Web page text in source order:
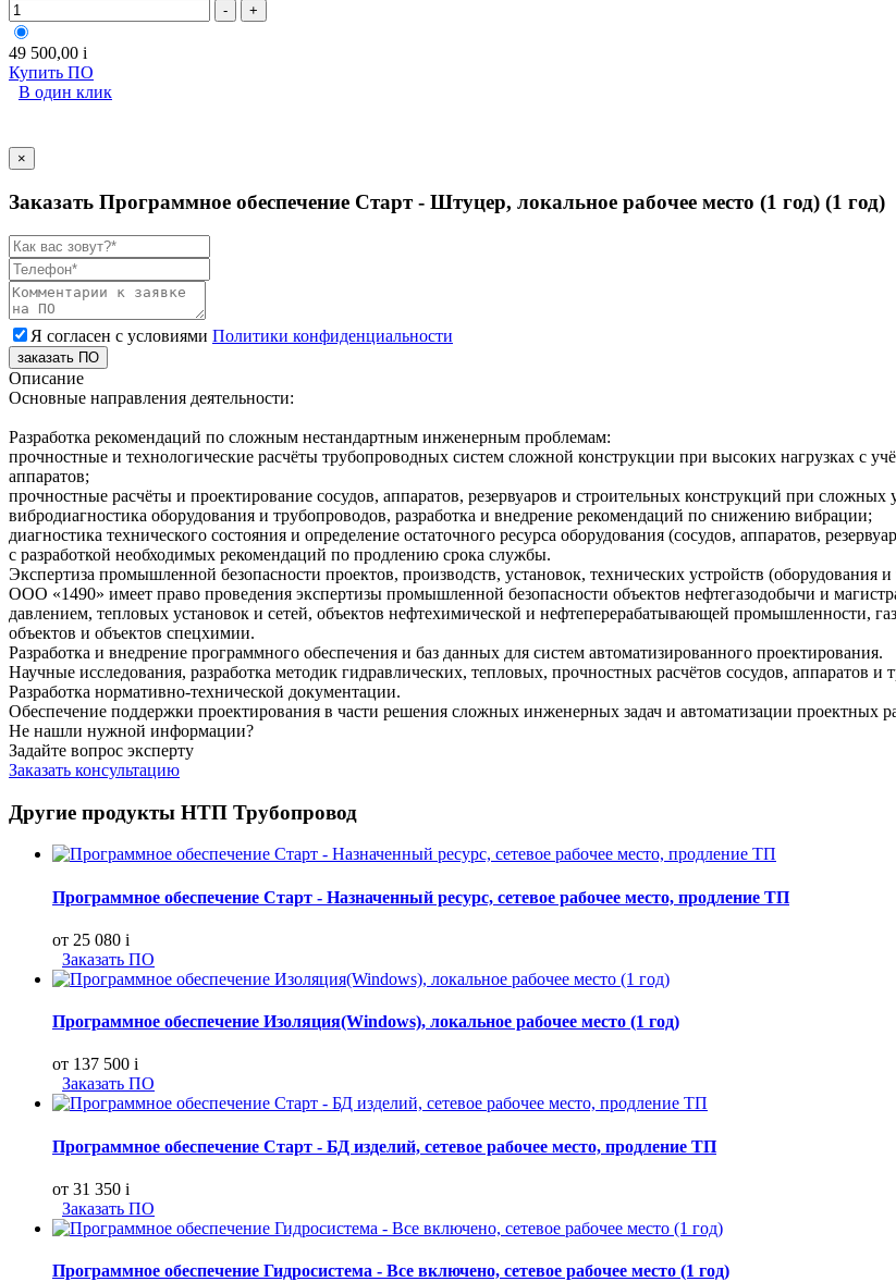
- +
49 500,00 i
Купить ПО
В один клик
×
Заказать Программное обеспечение Старт - Штуцер, локальное рабочее место (1 год) (1 год)
Я согласен с условиями Политики конфиденциальности
заказать ПО
Описание
Основные направления деятельности:
Разработка рекомендаций по сложным нестандартным инженерным проблемам:
прочностные и технологические расчёты трубопроводных систем сложной конструкции при высоких нагрузках c
аппаратов;
прочностные расчёты и проектирование сосудов, аппаратов, резервуаров и строительных конструкций при сложных
вибродиагностика оборудования и трубопроводов, разработка и внедрение рекомендаций по снижению вибрации;
диагностика технического состояния и определение остаточного ресурса оборудования (сосудов, аппаратов,
с разработкой необходимых рекомендаций по продлению срока службы.
Экспертиза промышленной безопасности проектов, производств, установок, технических устройств (оборудования
ООО «1490» имеет право проведения экспертизы промышленной безопасности объектов нефтегазодобычи и
давлением, тепловых установок и сетей, объектов нефтехимической и нефтеперерабатывающей промышленности,
объектов и объектов спецхимии.
Разработка и внедрение программного обеспечения и баз данных для систем автоматизированного проектирования.
Научные исследования, разработка методик гидравлических, тепловых, прочностных расчётов сосудов, аппаратов и
Разработка нормативно-технической документации.
Обеспечение поддержки проектирования в части решения сложных инженерных задач и автоматизации проектных
Не нашли нужной информации?
Задайте вопрос эксперту
Заказать консультацию
Другие продукты НТП Трубопровод
Программное обеспечение Старт - Назначенный ресурс, сетевое рабочее место, продление ТП
от 25 080 i
Заказать ПО
Программное обеспечение Изоляция(Windows), локальное рабочее место (1 год)
от 137 500 i
Заказать ПО
Программное обеспечение Старт - БД изделий, сетевое рабочее место, продление ТП
от 31 350 i
Заказать ПО
Программное обеспечение Гидросистема - Все включено, сетевое рабочее место (1 год)